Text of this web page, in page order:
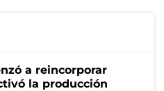
a reincorporar
la producción